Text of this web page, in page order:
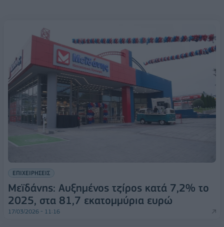
ΕΠΙΧΕΙΡΗΣΕΙΣ
Μεϊδάνης: Αυξημένος τζίρος κατά 7,2% το
2025, στα 81,7 εκατομμύρια ευρώ
17/03/2026 - 11:16